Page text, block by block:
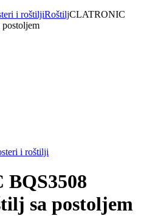
i roštiljiRoštiljCLATRONIC
i roštilji
sa postoljem